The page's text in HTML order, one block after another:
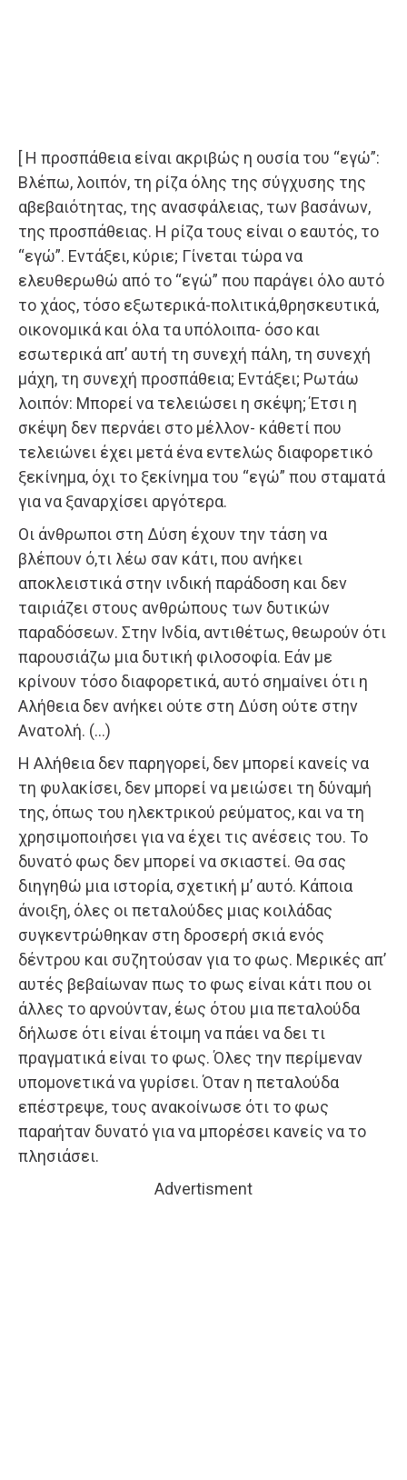
[ Η προσπάθεια είναι ακριβώς η ουσία του “εγώ”:
Βλέπω, λοιπόν, τη ρίζα όλης της σύγχυσης της
αβεβαιότητας, της ανασφάλειας, των βασάνων,
της προσπάθειας. Η ρίζα τους είναι ο εαυτός, το
“εγώ”. Εντάξει, κύριε; Γίνεται τώρα να
ελευθερωθώ από το “εγώ” που παράγει όλο αυτό
το χάος, τόσο εξωτερικά-πολιτικά,θρησκευτικά,
οικονομικά και όλα τα υπόλοιπα- όσο και
εσωτερικά απ’ αυτή τη συνεχή πάλη, τη συνεχή
μάχη, τη συνεχή προσπάθεια; Εντάξει; Ρωτάω
λοιπόν: Μπορεί να τελειώσει η σκέψη; Έτσι η
σκέψη δεν περνάει στο μέλλον- κάθετί που
τελειώνει έχει μετά ένα εντελώς διαφορετικό
ξεκίνημα, όχι το ξεκίνημα του “εγώ” που σταματά
για να ξαναρχίσει αργότερα.
Οι άνθρωποι στη Δύση έχουν την τάση να
βλέπουν ό,τι λέω σαν κάτι, που ανήκει
αποκλειστικά στην ινδική παράδοση και δεν
ταιριάζει στους ανθρώπους των δυτικών
παραδόσεων. Στην Ινδία, αντιθέτως, θεωρούν ότι
παρουσιάζω μια δυτική φιλοσοφία. Εάν με
κρίνουν τόσο διαφορετικά, αυτό σημαίνει ότι η
Αλήθεια δεν ανήκει ούτε στη Δύση ούτε στην
Ανατολή. (…)
Η Αλήθεια δεν παρηγορεί, δεν μπορεί κανείς να
τη φυλακίσει, δεν μπορεί να μειώσει τη δύναμή
της, όπως του ηλεκτρικού ρεύματος, και να τη
χρησιμοποιήσει για να έχει τις ανέσεις του. Το
δυνατό φως δεν μπορεί να σκιαστεί. Θα σας
διηγηθώ μια ιστορία, σχετική μ’ αυτό. Κάποια
άνοιξη, όλες οι πεταλούδες μιας κοιλάδας
συγκεντρώθηκαν στη δροσερή σκιά ενός
δέντρου και συζητούσαν για το φως. Μερικές απ’
αυτές βεβαίωναν πως το φως είναι κάτι που οι
άλλες το αρνούνταν, έως ότου μια πεταλούδα
δήλωσε ότι είναι έτοιμη να πάει να δει τι
πραγματικά είναι το φως. Όλες την περίμεναν
υπομονετικά να γυρίσει. Όταν η πεταλούδα
επέστρεψε, τους ανακοίνωσε ότι το φως
παραήταν δυνατό για να μπορέσει κανείς να το
πλησιάσει.
Advertisment